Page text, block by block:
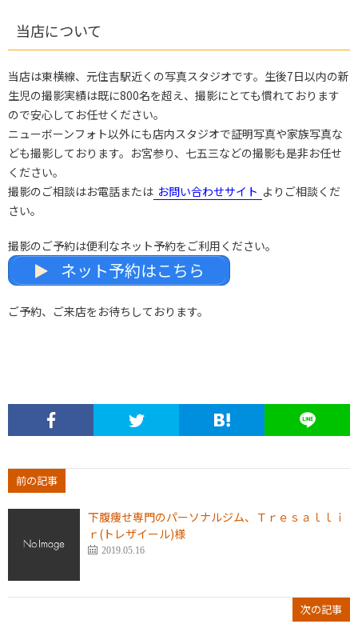
当店について
当店は東横線、元住吉駅近くの写真スタジオです。生後7日以内の新
生児の撮影実績は既に800名を超え、撮影にとても慣れております
ので安心してお任せください。
ニューボーンフォト以外にも店内スタジオで証明写真や家族写真な
ども撮影しております。お宮参り、七五三などの撮影も是非お任せ
ください。
撮影のご相談はお電話または お問い合わせサイト よりご相談くだ
さい。
撮影のご予約は便利なネット予約をご利用ください。
ネット予約はこちら
ご予約、ご来店をお待ちしております。
前の記事
下腹痩せ専門のパーソナルジム、Ｔｒｅｓａｌｌｉ
ｒ(トレザイール)様
2019.05.16
次の記事